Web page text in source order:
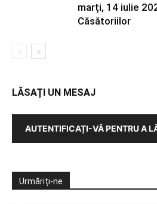
marți, 14 iulie
Căsătoriilor
LĂSAȚI UN MESAJ
AUTENTIFICAȚI-VĂ PENTRU A
Urmăriți-ne